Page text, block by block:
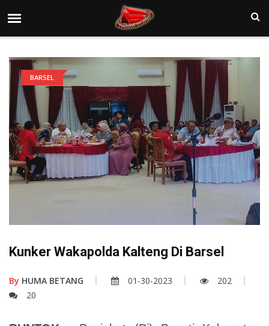
BARSEL
Kunker Wakapolda Kalteng Di Barsel
By HUMA BETANG 01-30-2023
202
20